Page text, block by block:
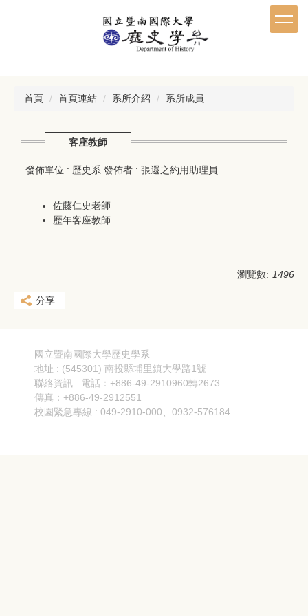
首頁 首頁連結 系所介紹 系所成員
客座教師
發佈單位 : 歷史系 發佈者 : 張還之約用助理員
佐藤仁史老師
歷年客座教師
瀏覽數: 1496
分享
國立暨南國際大學歷史學系
地址 : (545301) 南投縣埔里鎮大學路1號
聯絡資訊 : 電話：+886-49-2910960轉2673
傳真：+886-49-2912551
校園緊急專線 : 049-2910-000、0932-576184